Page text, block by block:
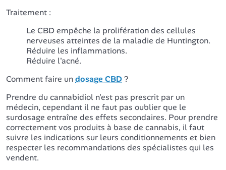
Traitement :
Le CBD empêche la prolifération des cellules
nerveuses atteintes de la maladie de Huntington.
Réduire les inflammations.
Réduire l'acné.
Comment faire undosage CBD?
Prendre du cannabidiol n'est pas prescrit par un
médecin, cependant il ne faut pas oublier que le
surdosage entraîne des effets secondaires. Pour prendre
correctement vos produits à base de cannabis, il faut
suivre les indications sur leurs conditionnements et bien
respecter les recommandations des spécialistes qui les
vendent.